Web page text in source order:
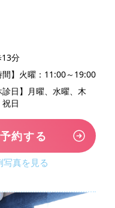
13分
間】火曜：11:00～19:00
診日】月曜、水曜、木
日
約する
写真を見る